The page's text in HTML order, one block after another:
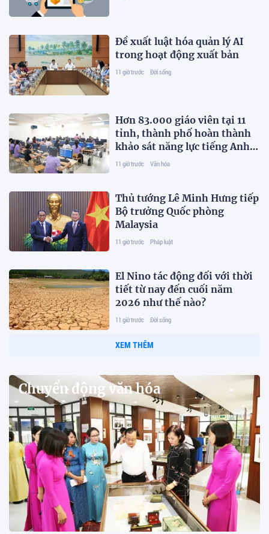
Đề xuất luật hóa quản lý AI
trong hoạt động xuất bản
11 giờ trước Đời sống
Hơn 83.000 giáo viên tại 11
tỉnh, thành phố hoàn thành
khảo sát năng lực tiếng Anh
trên nền tảng FSEL
11 giờ trước Văn hóa
Thủ tướng Lê Minh Hưng tiếp
Bộ trưởng Quốc phòng
Malaysia
11 giờ trước Pháp luật
El Nino tác động đối với thời
tiết từ nay đến cuối năm
2026 như thế nào?
11 giờ trước Đời sống
XEM THÊM
Chuyển động văn hóa